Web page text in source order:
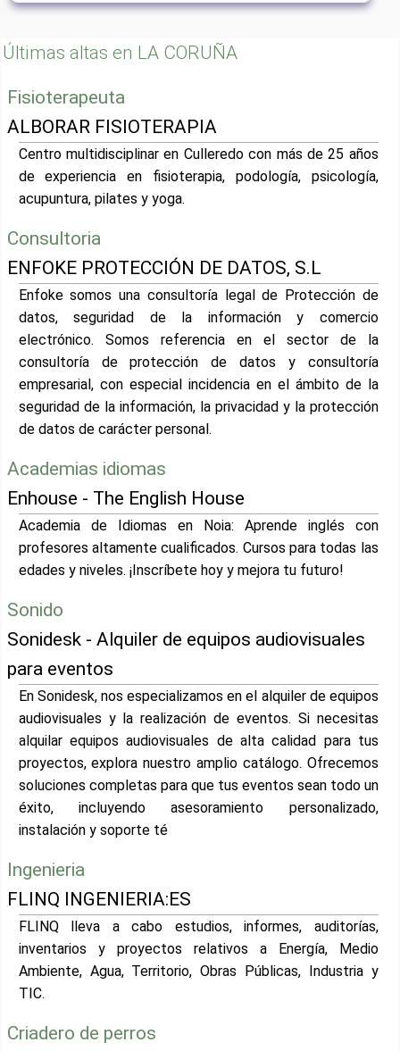
Últimas altas en LA CORUÑA
Fisioterapeuta
ALBORAR FISIOTERAPIA
Centro multidisciplinar en Culleredo con más de 25 años
de experiencia en fisioterapia, podología, psicología,
acupuntura, pilates y yoga.
Consultoria
ENFOKE PROTECCIÓN DE DATOS, S.L
Enfoke somos una consultoría legal de Protección de
datos, seguridad de la información y comercio
electrónico. Somos referencia en el sector de la
consultoría de protección de datos y consultoría
empresarial, con especial incidencia en el ámbito de la
seguridad de la información, la privacidad y la protección
de datos de carácter personal.
Academias idiomas
Enhouse - The English House
Academia de Idiomas en Noia: Aprende inglés con
profesores altamente cualificados. Cursos para todas las
edades y niveles. ¡Inscríbete hoy y mejora tu futuro!
Sonido
Sonidesk - Alquiler de equipos audiovisuales
para eventos
En Sonidesk, nos especializamos en el alquiler de equipos
audiovisuales y la realización de eventos. Si necesitas
alquilar equipos audiovisuales de alta calidad para tus
proyectos, explora nuestro amplio catálogo. Ofrecemos
soluciones completas para que tus eventos sean todo un
éxito, incluyendo asesoramiento personalizado,
instalación y soporte té
Ingenieria
FLINQ INGENIERIA:ES
FLINQ lleva a cabo estudios, informes, auditorías,
inventarios y proyectos relativos a Energía, Medio
Ambiente, Agua, Territorio, Obras Públicas, Industria y
TIC.
Criadero de perros